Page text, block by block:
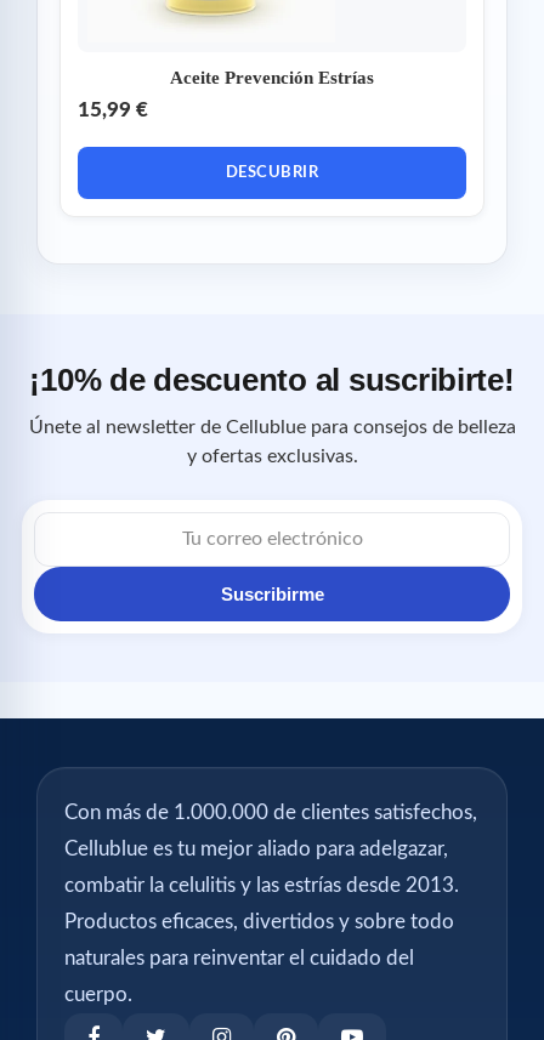
Aceite Prevención Estrías
15,99 €
DESCUBRIR
¡10% de descuento al suscribirte!
Únete al newsletter de Cellublue para consejos de belleza
y ofertas exclusivas.
Correo
electrónico
Suscribirme
Con más de 1.000.000 de clientes satisfechos,
Cellublue es tu mejor aliado para adelgazar,
combatir la celulitis y las estrías desde 2013.
Productos eficaces, divertidos y sobre todo
naturales para reinventar el cuidado del
cuerpo.